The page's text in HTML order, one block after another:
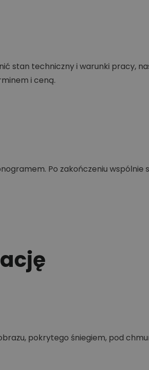
stan techniczny i warunki pracy,
i ceną.
Po zakończeniu